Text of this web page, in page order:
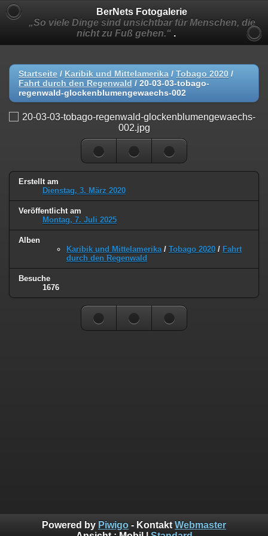
BerNets Fotogalerie
„So viele Dinge sind unsichtbar für Menschen, die
nicht zu Fuß gehen.“ .
Startseite / Karibik und Mittelamerika / Tobago 2020 /
Fahrt durch den Regenwald / 20-03-03-tobago-
regenwald-glockenblumengewaechs-002
Erstellt am
Dienstag, 3. März 2020
Veröffentlicht am
Montag, 7. Juli 2025
Alben
Karibik und Mittelamerika / Tobago 2020 / Fahrt
durch den Regenwald
Besuche
1676
Powered by Piwigo - Kontakt Webmaster